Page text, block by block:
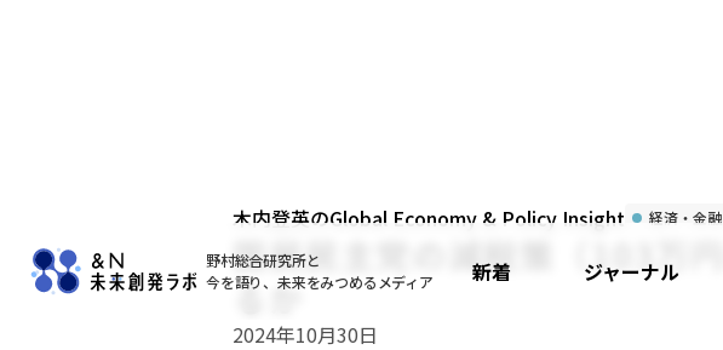
野村総合研究所と
今を語り、未来をみつめるメディア
新着 ジャーナル
木内登英のGlobal Economy & Policy Insight 経済・金融
国民民主党の減税策（103万
るか
2024年10月30日